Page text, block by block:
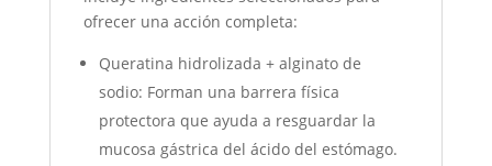
ofrecer una acción completa:
Queratina hidrolizada + alginato de
sodio: Forman una barrera física
protectora que ayuda a resguardar la
mucosa gástrica del ácido del estómago.